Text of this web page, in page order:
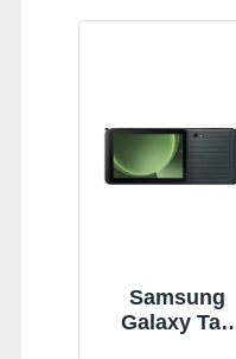
Samsung
Galaxy Tab